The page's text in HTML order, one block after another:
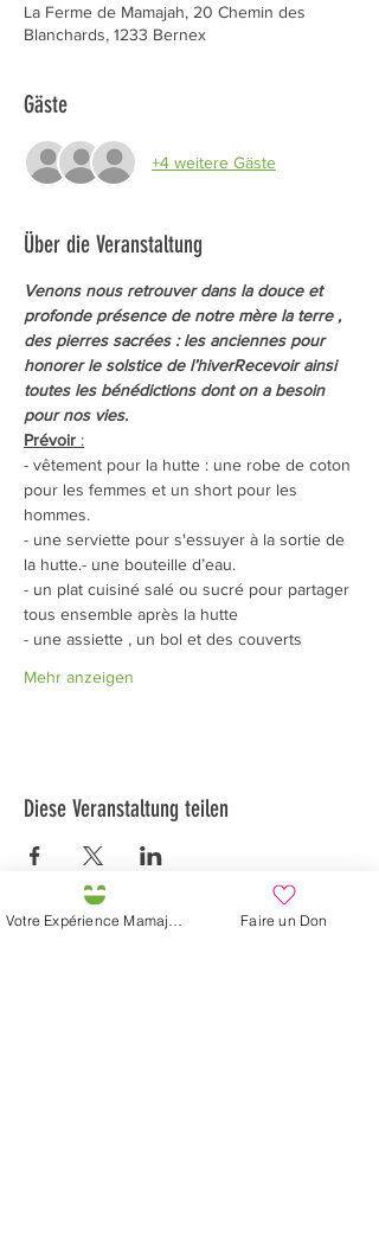
La Ferme de Mamajah, 20 Chemin des
Blanchards, 1233 Bernex
Gäste
+4 weitere Gäste
Über die Veranstaltung
Venons nous retrouver dans la douce et
profonde présence de notre mère la terre ,
des pierres sacrées : les anciennes pour
honorer le solstice de l’hiverRecevoir ainsi
toutes les bénédictions dont on a besoin
pour nos vies.
Prévoir :
- vêtement pour la hutte : une robe de coton
pour les femmes et un short pour les
hommes.
- une serviette pour s'essuyer à la sortie de
la hutte.- une bouteille d’eau.
- un plat cuisiné salé ou sucré pour partager
tous ensemble après la hutte
- une assiette , un bol et des couverts
Mehr anzeigen
Diese Veranstaltung teilen
Faire un Don